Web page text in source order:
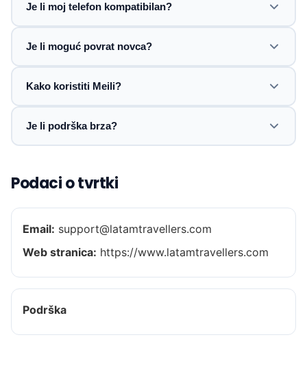
Je li moj telefon kompatibilan?
Je li moguć povrat novca?
Kako koristiti Meili?
Je li podrška brza?
Podaci o tvrtki
Email: support@latamtravellers.com
Web stranica: https://www.latamtravellers.com
Podrška